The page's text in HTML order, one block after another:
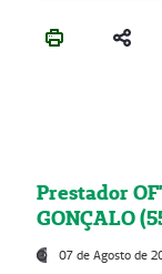
Prestador
GONÇALO
07 de Agosto de